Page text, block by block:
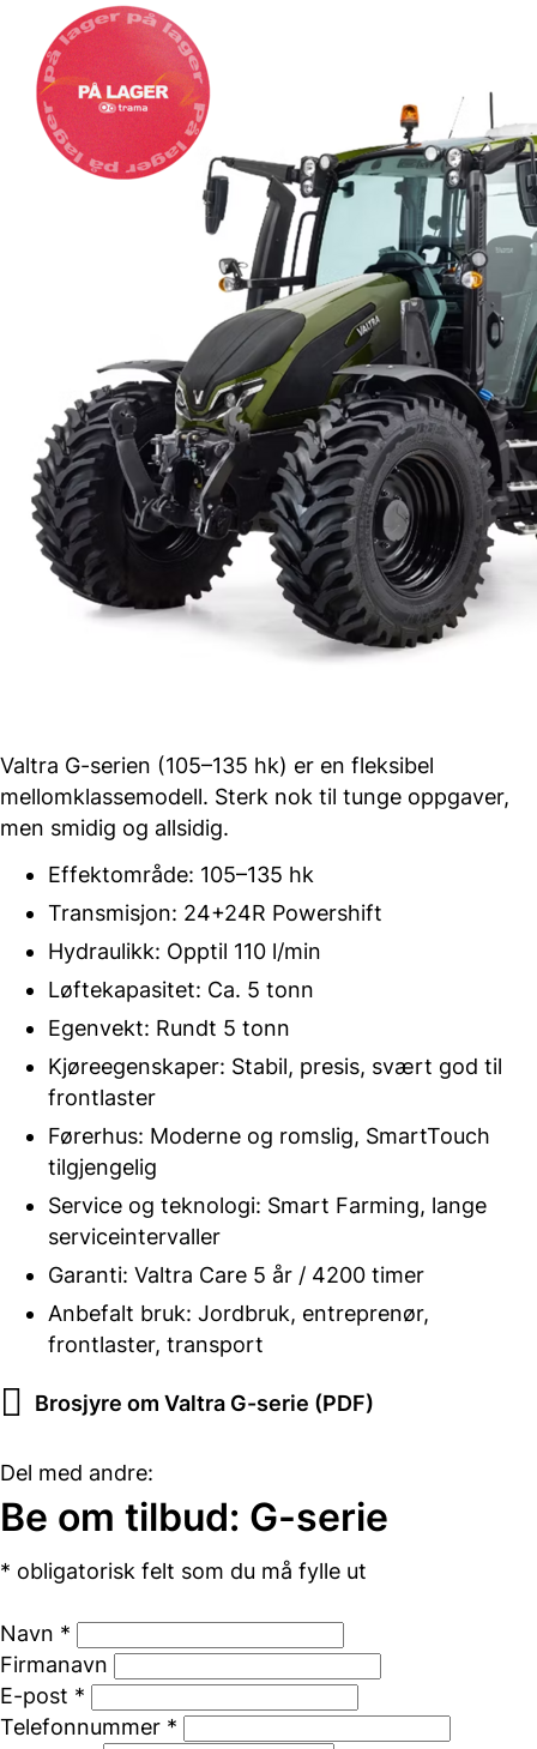
Valtra G-serien (105–135 hk) er en fleksibel
mellomklassemodell. Sterk nok til tunge oppgaver,
men smidig og allsidig.
Effektområde: 105–135 hk
Transmisjon: 24+24R Powershift
Hydraulikk: Opptil 110 l/min
Løftekapasitet: Ca. 5 tonn
Egenvekt: Rundt 5 tonn
Kjøreegenskaper: Stabil, presis, svært god til
frontlaster
Førerhus: Moderne og romslig, SmartTouch
tilgjengelig
Service og teknologi: Smart Farming, lange
serviceintervaller
Garanti: Valtra Care 5 år / 4200 timer
Anbefalt bruk: Jordbruk, entreprenør,
frontlaster, transport
Brosjyre om Valtra G-serie (PDF)
Del med andre:
Del
på
Facebook
Del
på
Twitter
på
LinkedIn
på
Be om tilbud: G-serie
* obligatorisk felt som du må fylle ut
Navn *
Firmanavn
E-post *
Telefonnummer *